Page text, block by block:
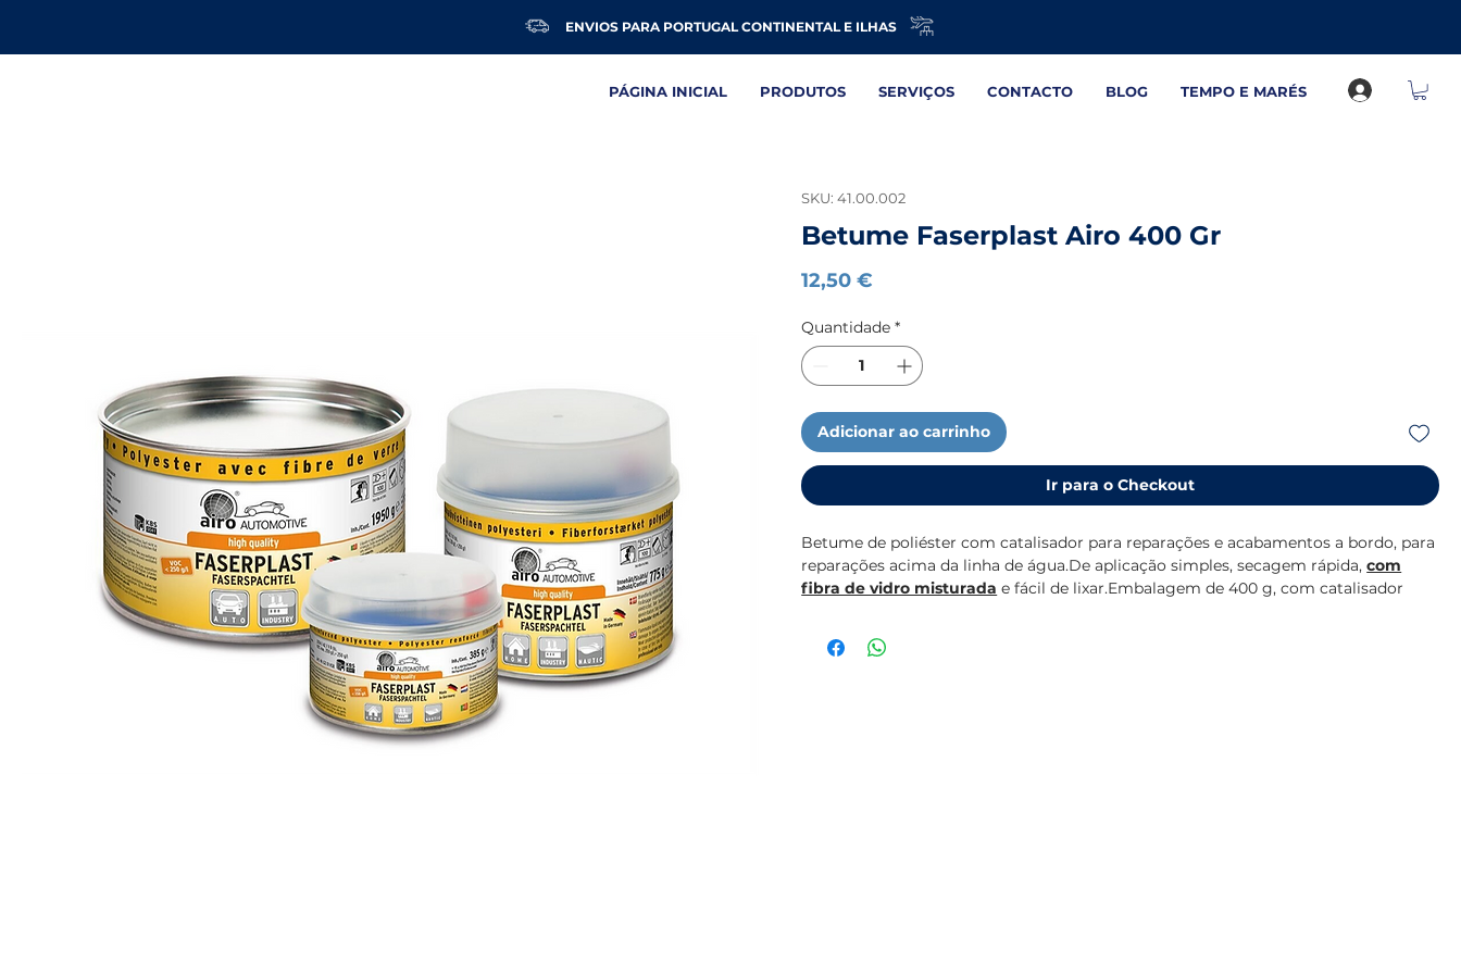
ENVIOS PARA PORTUGAL CONTINENTAL E ILHAS
PÁGINA INICIAL PRODUTOS SERVIÇOS CONTACTO BLOG TEMPO E MARÉS
SKU: 41.00.002
Betume Faserplast Airo 400 Gr
12,50 €
Quantidade *
Adicionar ao carrinho
Ir para o Checkout
Betume de poliéster com catalisador para reparações e acabamentos a bordo, para
reparações acima da linha de água.De aplicação simples, secagem rápida,com
fibra de vidro misturada e fácil de lixar.Embalagem de 400 g, com catalisador
extension://efaidnbmnnnibpcajpcglclefindmkaj/https://www.airo-
chemie.com/pdf/G2_TM_EN.pdf